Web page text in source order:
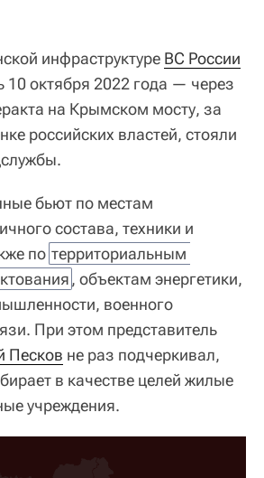
инфраструктуре ВС России
10 октября 2022 года — через
на Крымском мосту, за
российских властей, стояли
бьют по местам
состава, техники и
по территориальным
, объектам энергетики,
военного
При этом представитель
Песков не раз подчеркивал,
в качестве целей жилые
учреждения.